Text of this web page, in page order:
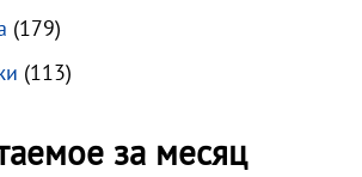
(179)
(113)
за месяц